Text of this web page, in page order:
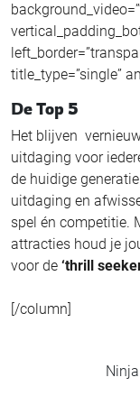
title_type=”single”
De Top 5
Het blijven
uitdaging voor
de huidige
uitdaging en
spel én competitie.
attracties houd je
voor de ‘thrill
[/column]